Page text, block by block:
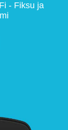
- Fiksu ja